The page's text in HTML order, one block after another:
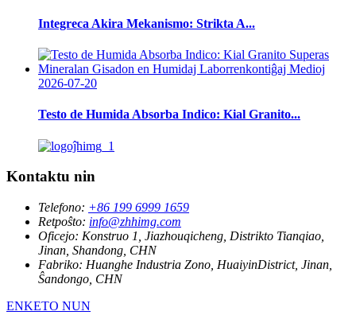
Integreca Akira Mekanismo: Strikta A...
2026-07-20
Testo de Humida Absorba Indico: Kial Granito...
Kontaktu nin
Telefono: +86 199 6999 1659
Retpoŝto: info@zhhimg.com
Oficejo: Konstruo 1, Jiazhouqicheng, Distrikto Tianqiao,
Jinan, Shandong, CHN
Fabriko: Huanghe Industria Zono, HuaiyinDistrict, Jinan,
Ŝandongo, CHN
ENKETO NUN